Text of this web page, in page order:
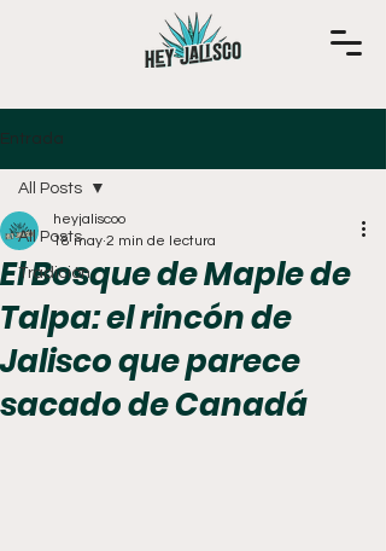
Entrada
All Posts
Tradición
All Posts
El Bosque de Maple de
Talpa: el rincón de
Jalisco que parece
sacado de Canadá
heyjaliscoo
18 may 2 min de lectura